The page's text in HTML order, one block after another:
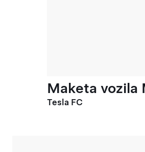
Maketa vozila
Tesla FC